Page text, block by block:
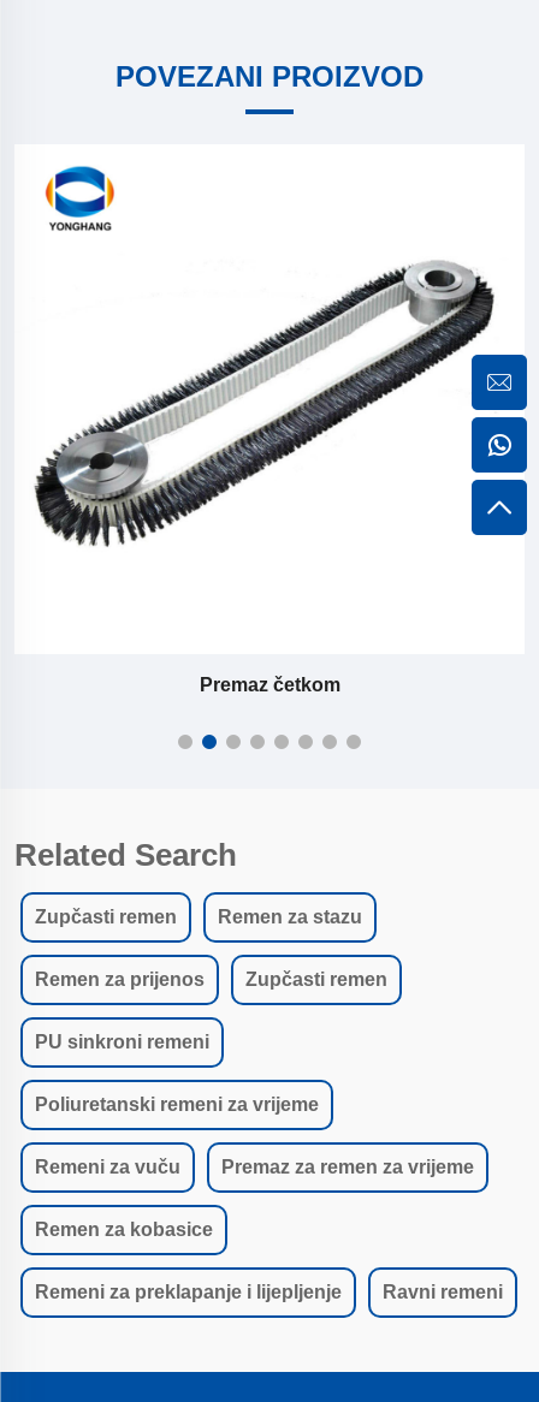
POVEZANI PROIZVOD
Premaz četkom
Related Search
Zupčasti remen Remen za stazu
Remen za prijenos Zupčasti remen
PU sinkroni remeni
Poliuretanski remeni za vrijeme
Remeni za vuču Premaz za remen za vrijeme
Remen za kobasice
Remeni za preklapanje i lijepljenje Ravni remeni